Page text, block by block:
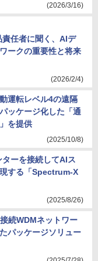
(2026/3/16)
任者に聞く、AIデ
ークの重要性と将来
(2026/2/4)
運転レベル4の遠隔
ッケージ化した「通
を提供
(2025/10/8)
ーを接続してAIス
する「Spectrum-X
(2025/8/26)
続WDMネットワー
パッケージソリュー